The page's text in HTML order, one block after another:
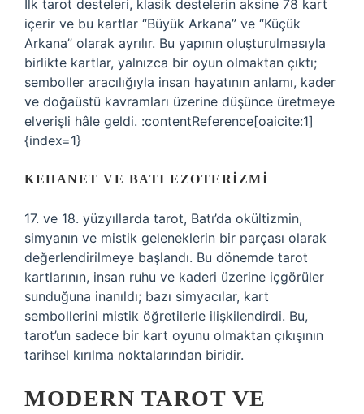
İlk tarot desteleri, klasik destelerin aksine 78 kart
içerir ve bu kartlar “Büyük Arkana” ve “Küçük
Arkana” olarak ayrılır. Bu yapının oluşturulmasıyla
birlikte kartlar, yalnızca bir oyun olmaktan çıktı;
semboller aracılığıyla insan hayatının anlamı, kader
ve doğaüstü kavramları üzerine düşünce üretmeye
elverişli hâle geldi. :contentReference[oaicite:1]
{index=1}
KEHANET VE BATI EZOTERIZMI
17. ve 18. yüzyıllarda tarot, Batı’da okültizmin,
simyanın ve mistik geleneklerin bir parçası olarak
değerlendirilmeye başlandı. Bu dönemde tarot
kartlarının, insan ruhu ve kaderi üzerine içgörüler
sunduğuna inanıldı; bazı simyacılar, kart
sembollerini mistik öğretilerle ilişkilendirdi. Bu,
tarot’un sadece bir kart oyunu olmaktan çıkışının
tarihsel kırılma noktalarından biridir.
MODERN TAROT VE